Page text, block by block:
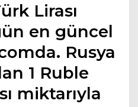
Lirası
en güncel
Rusya
1 Ruble
miktarıyla